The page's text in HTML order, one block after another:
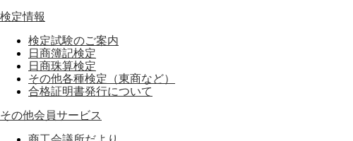
検定情報
検定試験のご案内
日商簿記検定
日商珠算検定
その他各種検定（東商など）
合格証明書発行について
その他会員サービス